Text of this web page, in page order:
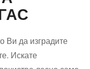
Ви да изградите
Искате